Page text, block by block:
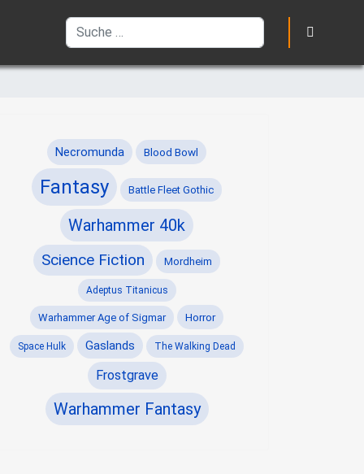
Suchen
Necromunda Blood Bowl
Fantasy Battle Fleet Gothic
Warhammer 40k
Science Fiction Mordheim
Adeptus Titanicus
Warhammer Age of Sigmar Horror
Space Hulk Gaslands The Walking Dead
Frostgrave
Warhammer Fantasy